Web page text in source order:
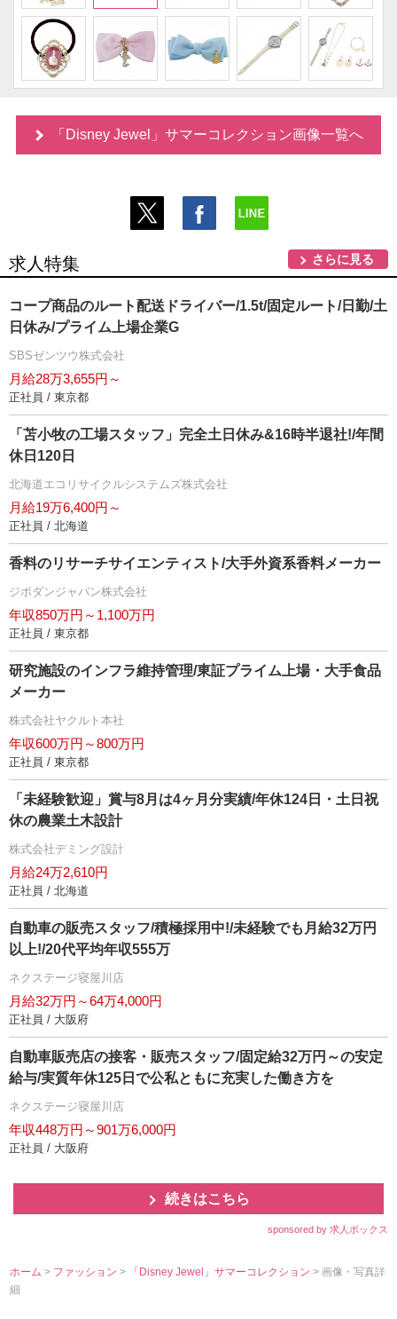
「Disney Jewel」サマーコレクション画像一覧へ
求人特集 さらに見る
コープ商品のルート配送ドライバー/1.5t/固定ルート/日勤/土
日休み/プライム上場企業G
SBSゼンツウ株式会社
月給28万3,655円～
正社員 / 東京都
「苫小牧の工場スタッフ」完全土日休み&16時半退社!/年間
休日120日
北海道エコリサイクルシステムズ株式会社
月給19万6,400円～
正社員 / 北海道
香料のリサーチサイエンティスト/大手外資系香料メーカー
ジボダンジャパン株式会社
年収850万円～1,100万円
正社員 / 東京都
研究施設のインフラ維持管理/東証プライム上場・大手食品
メーカー
株式会社ヤクルト本社
年収600万円～800万円
正社員 / 東京都
「未経験歓迎」賞与8月は4ヶ月分実績/年休124日・土日祝
休の農業土木設計
株式会社デミング設計
月給24万2,610円
正社員 / 北海道
自動車の販売スタッフ/積極採用中!/未経験でも月給32万円
以上!/20代平均年収555万
ネクステージ寝屋川店
月給32万円～64万4,000円
正社員 / 大阪府
自動車販売店の接客・販売スタッフ/固定給32万円～の安定
給与/実質年休125日で公私ともに充実した働き方を
ネクステージ寝屋川店
年収448万円～901万6,000円
正社員 / 大阪府
続きはこちら
sponsored by 求人ボックス
ホーム > ファッション> 「Disney Jewel」サマーコレクション> 画像・写真詳
細